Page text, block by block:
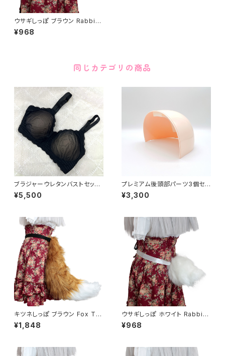
ウサギしっぽ ブラウン Rabbit
Tail Brown
¥968
同じカテゴリの商品
ブラジャーウレタンバストセット
Bra and Urethane foam bu
st pad Set
¥5,500
プレミアム後頭部パーツ3個セッ
ト Premium back of head p
art 3 pieces set
¥3,300
キツネしっぽ ブラウン Fox Tail
Brown
¥1,848
ウサギしっぽ ホワイト Rabbit
Tail White
¥968